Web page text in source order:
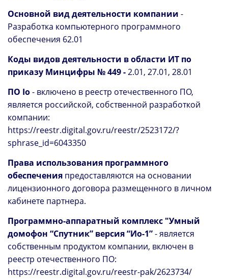
Основной вид деятельности компании -
Разработка компьютерного программного
обеспечения 62.01
Коды видов деятельности в области ИТ по
приказу Минцифры № 449 -2.01, 27.01, 28.01
ПО Io- включено в реестр отечественного ПО,
является российской, собственной разработкой
компании:
https://reestr.digital.gov.ru/reestr/2523172/?
sphrase_id=6043350
Права использования программного
обеспечения предоставляются на основании
лицензионного договора размещенного в личном
кабинете партнера.
Программно-аппаратный комплекс "Умный
домофон “Спутник” версия “Ио-1”- является
собственным продуктом компании, включен в
реестр отечественного ПО:
https://reestr.digital.gov.ru/reestr-pak/2623734/